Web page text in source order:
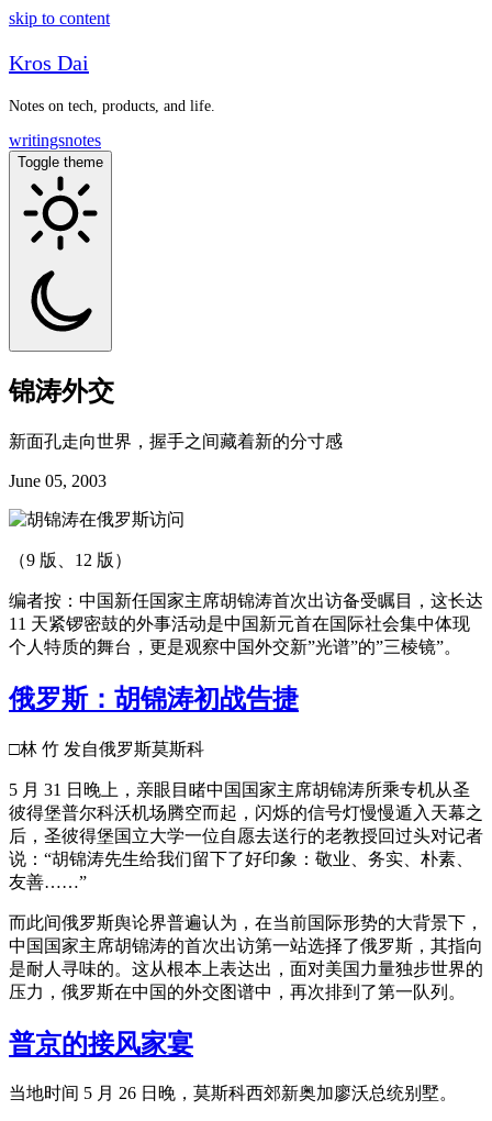
skip to content
Kros Dai
Notes on tech, products, and life.
writingsnotes
Toggle theme
锦涛外交
新面孔走向世界，握手之间藏着新的分寸感
June 05, 2003
（9 版、12 版）
编者按：中国新任国家主席胡锦涛首次出访备受瞩目，这长达
11 天紧锣密鼓的外事活动是中国新元首在国际社会集中体现
个人特质的舞台，更是观察中国外交新”光谱”的”三棱镜”。
俄罗斯：胡锦涛初战告捷
□林 竹 发自俄罗斯莫斯科
5 月 31 日晚上，亲眼目睹中国国家主席胡锦涛所乘专机从圣
彼得堡普尔科沃机场腾空而起，闪烁的信号灯慢慢遁入天幕之
后，圣彼得堡国立大学一位自愿去送行的老教授回过头对记者
说：“胡锦涛先生给我们留下了好印象：敬业、务实、朴素、
友善……”
而此间俄罗斯舆论界普遍认为，在当前国际形势的大背景下，
中国国家主席胡锦涛的首次出访第一站选择了俄罗斯，其指向
是耐人寻味的。这从根本上表达出，面对美国力量独步世界的
压力，俄罗斯在中国的外交图谱中，再次排到了第一队列。
普京的接风家宴
当地时间 5 月 26 日晚，莫斯科西郊新奥加廖沃总统别墅。